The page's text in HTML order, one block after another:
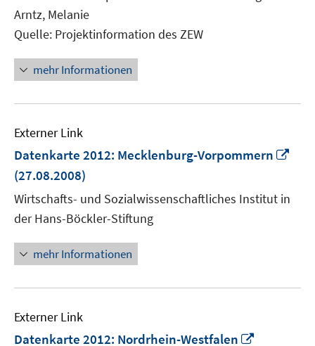
Arntz, Melanie
Quelle: Projektinformation des ZEW
mehr Informationen
Externer Link
Datenkarte 2012: Mecklenburg-Vorpommern
(27.08.2008)
Wirtschafts- und Sozialwissenschaftliches Institut in
der Hans-Böckler-Stiftung
mehr Informationen
Externer Link
Datenkarte 2012: Nordrhein-Westfalen